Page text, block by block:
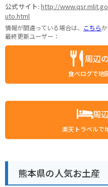
公式サイト:http://
uto.html
情報が間違っている場合は、 こちら
最終更新ユーザー：
周辺
食べログで地
周
楽天トラベルで
熊本県の人気お土産